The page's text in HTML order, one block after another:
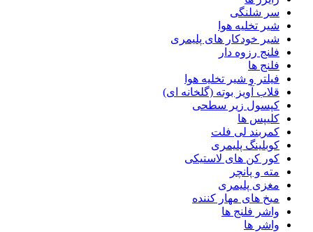
سر شلنگی
شیر تخلیه هوا
شیر خودکار های پلیمری
فلنج رزوه دار
فلنج ها
فیلتر و شیر تخلیه هوا
قلاب آویز بوته (گلخانه ای)
کپسول زیر سطحی
کلیپس ها
کمربند لی فلت
کوبلینگ پلیمری
کور کن های لاستیکی
مته و پانچر
مغزی پلیمری
میخ های مهار کننده
واشر فلنج ها
واشر ها